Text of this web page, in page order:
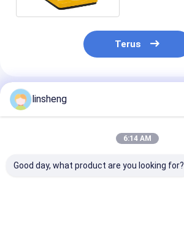
Terus
Rekomendasi Produk
linsheng
6:14 AM
Good day, what product are you looking for?